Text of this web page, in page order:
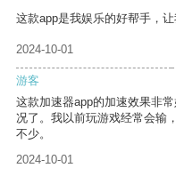
这款app是我娱乐的好帮手，
2024-10-01
游客
这款加速器app的加速效果非
况了。我以前玩游戏经常会输
不少。
2024-10-01